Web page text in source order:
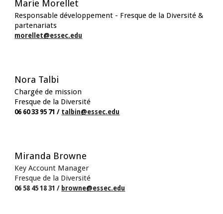
Marie Morellet
Responsable développement - Fresque de la Diversité &
partenariats
morellet@essec.edu
Nora Talbi
Chargée de mission
Fresque de la Diversité
06 60 33 95 71 / talbin@essec.edu
Miranda Browne
Key Account Manager
Fresque de la Diversité
06 58 45 18 31 / browne@essec.edu